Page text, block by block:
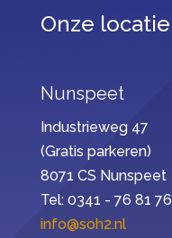
Onze locatie
Nunspeet
Industrieweg 47
(Gratis parkeren)
8071 CS Nunspeet
Tel: 0341 - 76 81 76
info@soh2.nl